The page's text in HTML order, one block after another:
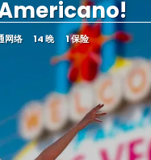
网络 14 晚 1 保险